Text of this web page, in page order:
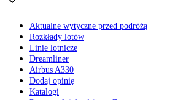
Aktualne wytyczne przed podróżą
Rozkłady lotów
Linie lotnicze
Dreamliner
Airbus A330
Dodaj opinię
Katalogi